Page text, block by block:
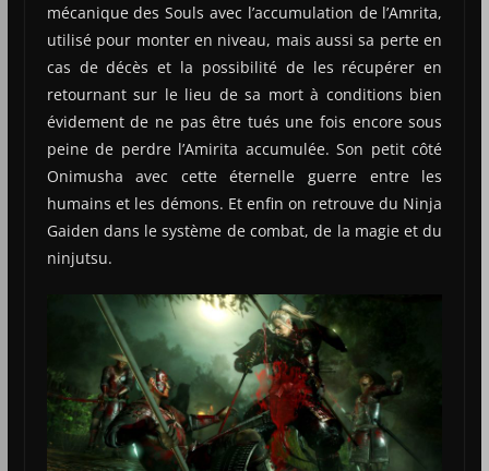
mécanique des Souls avec l’accumulation de l’Amrita,
utilisé pour monter en niveau, mais aussi sa perte en
cas de décès et la possibilité de les récupérer en
retournant sur le lieu de sa mort à conditions bien
évidement de ne pas être tués une fois encore sous
peine de perdre l’Amirita accumulée. Son petit côté
Onimusha avec cette éternelle guerre entre les
humains et les démons. Et enfin on retrouve du Ninja
Gaiden dans le système de combat, de la magie et du
ninjutsu.